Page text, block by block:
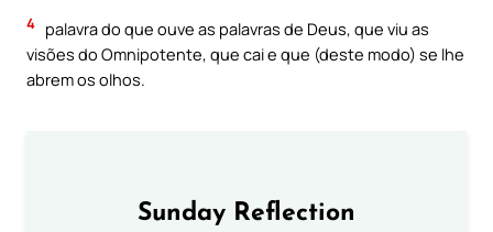
4 palavra do que ouve as palavras de Deus, que viu as
visões do Omnipotente, que cai e que (deste modo) se lhe
abrem os olhos.
Sunday Reflection